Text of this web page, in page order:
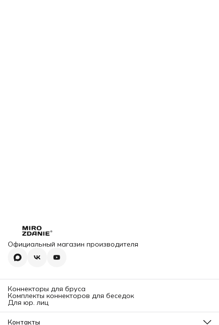
Официальный магазин производителя
Коннекторы для бруса
Комплекты коннекторов для беседок
Для юр. лиц
Контакты